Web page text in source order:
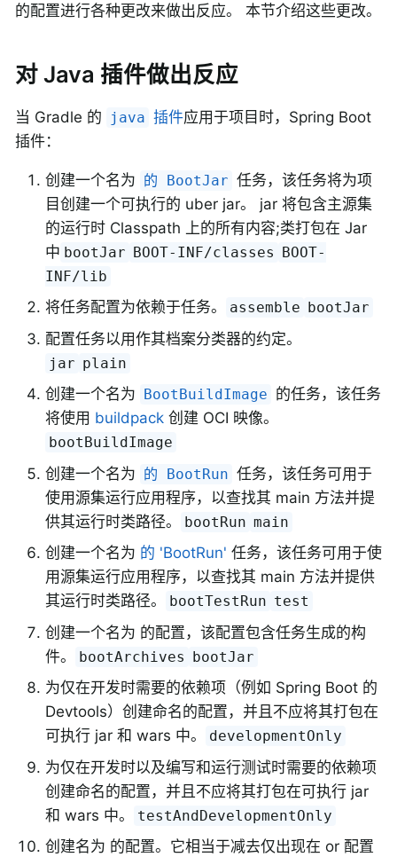
的配置进行各种更改来做出反应。 本节介绍这些更改。
对 Java 插件做出反应
当 Gradle 的 java 插件应用于项目时，Spring Boot
插件：
创建一个名为 的 BootJar 任务，该任务将为项
目创建一个可执行的 uber jar。 jar 将包含主源集
的运行时 Classpath 上的所有内容;类打包在 Jar
中 bootJar BOOT-INF/classes BOOT-
INF/lib
将任务配置为依赖于任务。 assemble bootJar
配置任务以用作其档案分类器的约定。
jar plain
创建一个名为 BootBuildImage 的任务，该任务
将使用 buildpack 创建 OCI 映像。
bootBuildImage
创建一个名为 的 BootRun 任务，该任务可用于
使用源集运行应用程序，以查找其 main 方法并提
供其运行时类路径。
bootRun main
创建一个名为 的 'BootRun' 任务，该任务可用于使
用源集运行应用程序，以查找其 main 方法并提供
其运行时类路径。
bootTestRun test
创建一个名为 的配置，该配置包含任务生成的构
件。
bootArchives bootJar
为仅在开发时需要的依赖项（例如 Spring Boot 的
Devtools）创建命名的配置，并且不应将其打包在
可执行 jar 和 wars 中。
developmentOnly
为仅在开发时以及编写和运行测试时需要的依赖项
创建命名的配置，并且不应将其打包在可执行 jar
和 wars 中。
testAndDevelopmentOnly
创建名为 的配置。它相当于减去仅出现在 or 配置